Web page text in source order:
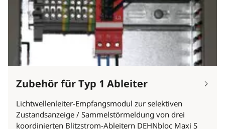
Zubehör für Typ 1 Ableiter
Lichtwellenleiter-Empfangsmodul zur selektiven
Zustandsanzeige / Sammelstörmeldung von drei
koordinierten Blitzstrom-Ableitern DEHNbloc Maxi S